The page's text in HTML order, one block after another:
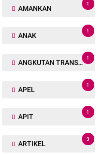
AMANKAN
1
ANAK
1
ANGKUTAN TRANSPORTASI
1
APEL
1
APIT
1
ARTIKEL
3